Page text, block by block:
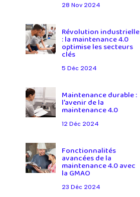
28 Nov 2024
Révolution industrielle
: la maintenance 4.0
optimise les secteurs
clés
5 Déc 2024
Maintenance durable :
l’avenir de la
maintenance 4.0
12 Déc 2024
Fonctionnalités
avancées de la
maintenance 4.0 avec
la GMAO
23 Déc 2024